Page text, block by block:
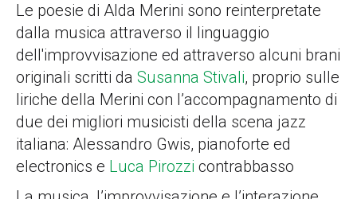
Le poesie di Alda Merini sono reinterpretate
dalla musica attraverso il linguaggio
dell'improvvisazione ed attraverso alcuni brani
originali scritti da Susanna Stivali, proprio sulle
liriche della Merini con l’accompagnamento di
due dei migliori musicisti della scena jazz
italiana: Alessandro Gwis, pianoforte ed
electronics e Luca Pirozzi contrabbasso